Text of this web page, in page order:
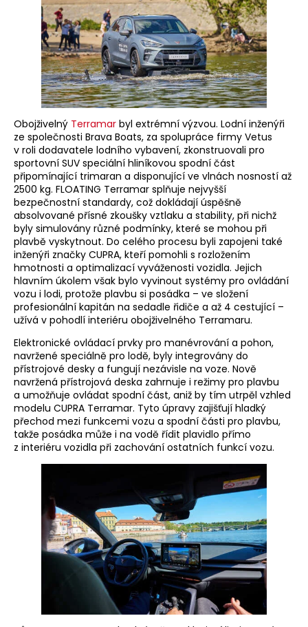
Obojživelný Terramar byl extrémní výzvou. Lodní inženýři
ze společnosti Brava Boats, za spolupráce firmy Vetus
v roli dodavatele lodního vybavení, zkonstruovali pro
sportovní SUV speciální hliníkovou spodní část
připomínající trimaran a disponující ve vlnách nosností až
2500 kg. FLOATING Terramar splňuje nejvyšší
bezpečnostní standardy, což dokládají úspěšně
absolvované přísné zkoušky vztlaku a stability, při nichž
byly simulovány různé podmínky, které se mohou při
plavbě vyskytnout. Do celého procesu byli zapojeni také
inženýři značky CUPRA, kteří pomohli s rozložením
hmotnosti a optimalizací vyváženosti vozidla. Jejich
hlavním úkolem však bylo vyvinout systémy pro ovládání
vozu i lodi, protože plavbu si posádka – ve složení
profesionální kapitán na sedadle řidiče a až 4 cestující –
užívá v pohodlí interiéru obojživelného Terramaru.
Elektronické ovládací prvky pro manévrování a pohon,
navržené speciálně pro lodě, byly integrovány do
přístrojové desky a fungují nezávisle na voze. Nově
navržená přístrojová deska zahrnuje i režimy pro plavbu
a umožňuje ovládat spodní část, aniž by tím utrpěl vzhled
modelu CUPRA Terramar. Tyto úpravy zajišťují hladký
přechod mezi funkcemi vozu a spodní části pro plavbu,
takže posádka může i na vodě řídit plavidlo přímo
z interiéru vozidla při zachování ostatních funkcí vozu.